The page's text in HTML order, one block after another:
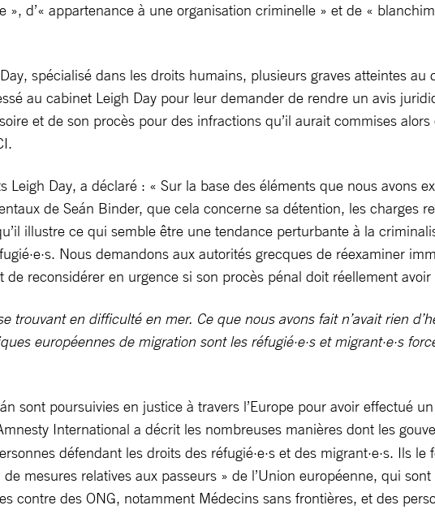
», d’« appartenance à une organisation criminelle » et de «
spécialisé dans les droits humains, plusieurs graves atteintes
au cabinet Leigh Day pour leur demander de rendre un avis
et de son procès pour des infractions qu’il aurait commises
Leigh Day, a déclaré : « Sur la base des éléments que nous avons
de Seán Binder, que cela concerne sa détention, les charges
illustre ce qui semble être une tendance perturbante à la
Nous demandons aux autorités grecques de réexaminer
reconsidérer en urgence si son procès pénal doit réellement avoir
trouvant en difficulté en mer. Ce que nous avons fait n’avait rien
européennes de migration sont les réfugié·e·s et migrant·e·s
sont poursuivies en justice à travers l’Europe pour avoir effectué
International a décrit les nombreuses manières dont les
défendant les droits des réfugié·e·s et des migrant·e·s. Ils
mesures relatives aux passeurs » de l’Union européenne, qui
contre des ONG, notamment Médecins sans frontières, et des